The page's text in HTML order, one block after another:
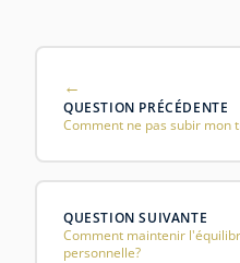
QUESTION PRÉCÉDENTE
Comment ne pas subir mon
QUESTION SUIVANTE
Comment maintenir
personnelle?